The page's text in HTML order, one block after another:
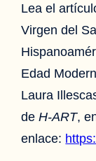
Lea el
Virgen del
Edad
Laura
deH-ART,
enlace: